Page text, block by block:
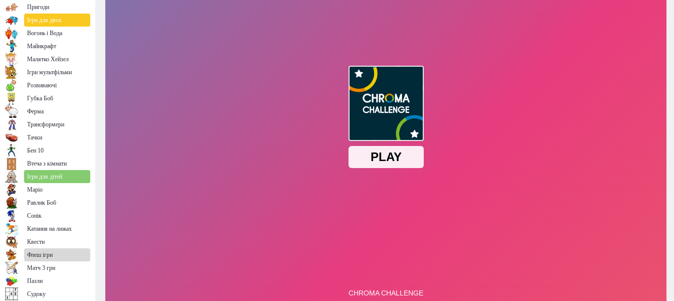
Пригоди
Ігри для двох
Вогонь і Вода
Майнкрафт
Малятко Хейзел
Ігри мультфільми
Розвиваючі
Губка Боб
Ферма
Трансформери
Тачки
Бен 10
Втеча з кімнати
Ігри для дітей
Маріо
Равлик Боб
Сонік
Катання на лижах
Квести
Флеш ігри
Матч 3 гри
Пазли
Судоку